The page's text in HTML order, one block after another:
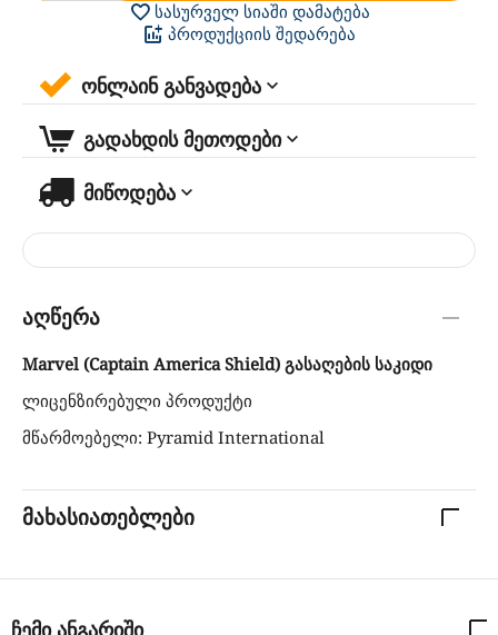
სასურველ სიაში დამატება
პროდუქციის შედარება
ონლაინ განვადება
გადახდის მეთოდები
მიწოდება
აღწერა
Marvel (Captain America Shield) გასაღების საკიდი
ლიცენზირებული პროდუქტი
მწარმოებელი: Pyramid International
მახასიათებლები
ჩემი ანგარიში